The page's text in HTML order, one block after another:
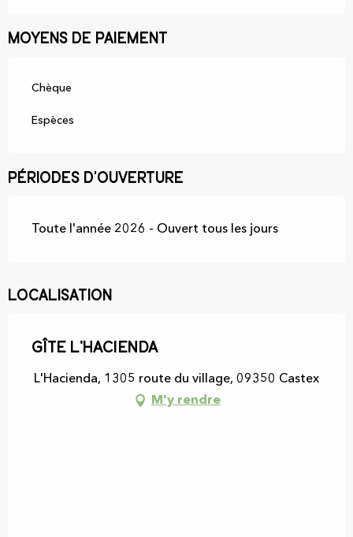
Moyens de paiement
Chèque
Espèces
Périodes d'ouverture
Toute l'année 2026 - Ouvert tous les jours
Localisation
Gîte L'Hacienda
L'Hacienda, 1305 route du village, 09350 Castex
M'y rendre